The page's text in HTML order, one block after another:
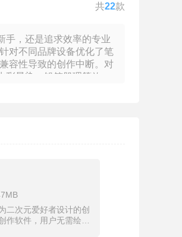
共22款
手，还是追求效率的专业
对不同品牌设备优化了笔
容性导致的创作中断。对
彩晕染、铅笔肌理等效
二次元爱好者设计的创
作软件，用户无需绘画